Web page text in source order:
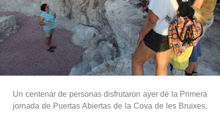
Un centenar de personas disfrutaron ayer de la Primera
jornada de Puertas Abiertas de la Cova de les Bruixes,